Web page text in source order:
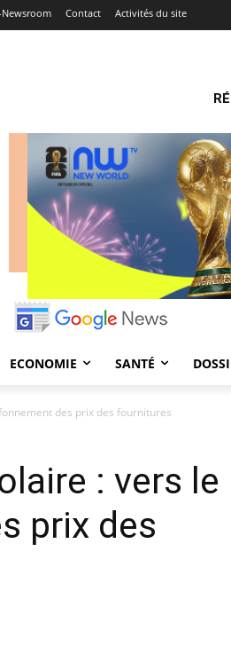
Contact Activités du site
ECONOMIE SANTÉ
des prix des fournitures
: vers le
prix des